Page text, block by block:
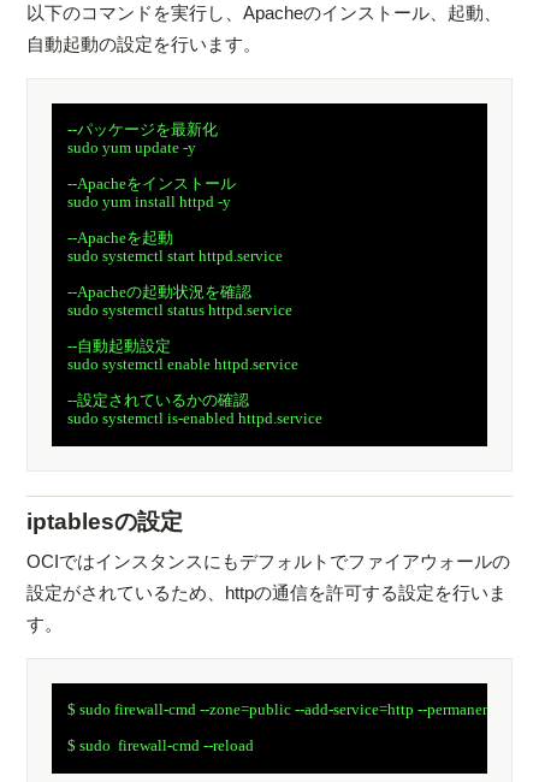
以下のコマンドを実行し、Apacheのインストール、起動、
自動起動の設定を行います。
--パッケージを最新化
sudo yum update -y
--Apacheをインストール
sudo yum install httpd -y
--Apacheを起動
sudo systemctl start httpd.service
--Apacheの起動状況を確認
sudo systemctl status httpd.service
--自動起動設定
sudo systemctl enable httpd.service
--設定されているかの確認
sudo systemctl is-enabled httpd.service
iptablesの設定
OCIではインスタンスにもデフォルトでファイアウォールの
設定がされているため、httpの通信を許可する設定を行いま
す。
$ sudo firewall-cmd --zone=public --add-service=http --permanent
$ sudo  firewall-cmd --reload